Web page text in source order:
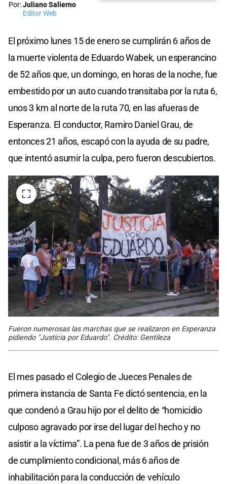
Por:Juliano Salierno
Editor Web
El próximo lunes 15 de enero se cumplirán 6 años de
la muerte violenta de Eduardo Wabek, un esperancino
de 52 años que, un domingo, en horas de la noche, fue
embestido por un auto cuando transitaba por la ruta 6,
unos 3 km al norte de la ruta 70, en las afueras de
Esperanza. El conductor, Ramiro Daniel Grau, de
entonces 21 años, escapó con la ayuda de su padre,
que intentó asumir la culpa, pero fueron descubiertos.
Fueron numerosas las marchas que se realizaron en Esperanza
pidiendo "Justicia por Eduardo". Crédito: Gentileza
El mes pasado el Colegio de Jueces Penales de
primera instancia de Santa Fe dictó sentencia, en la
que condenó a Grau hijo por el delito de “homicidio
culposo agravado por irse del lugar del hecho y no
asistir a la víctima”. La pena fue de 3 años de prisión
de cumplimiento condicional, más 6 años de
inhabilitación para la conducción de vehículo